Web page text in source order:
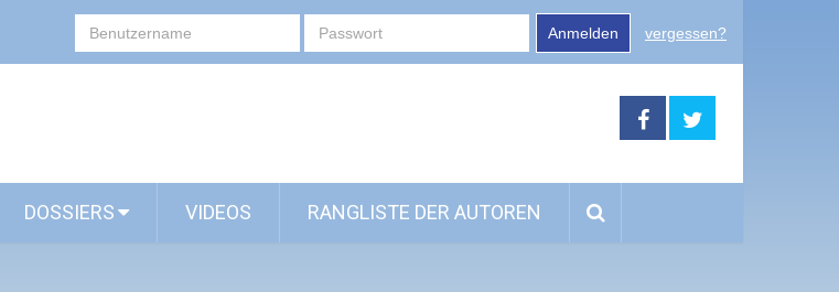
Anmelden vergessen?
DOSSIERS VIDEOS RANGLISTE DER AUTOREN